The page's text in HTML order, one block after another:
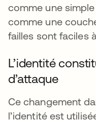
comme une
comme une
failles sont faciles
L’identité
d’attaque
Ce changement
l’identité est